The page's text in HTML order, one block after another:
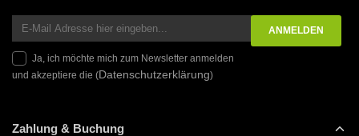
Ja, ich möchte mich zum Newsletter anmelden
und akzeptiere die (Datenschutzerklärung)
Zahlung & Buchung